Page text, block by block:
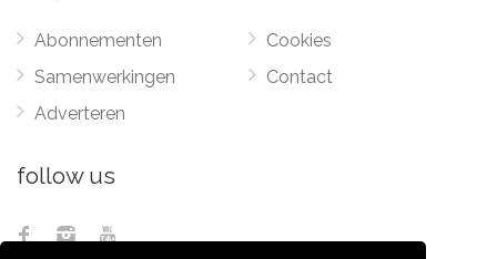
Abonnementen
Samenwerkingen
Adverteren
Cookies
Contact
follow us